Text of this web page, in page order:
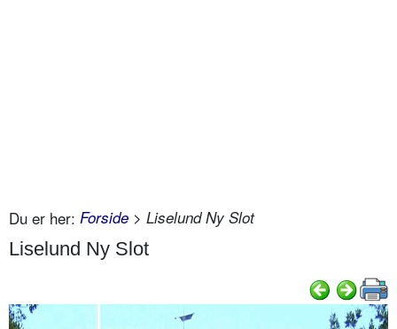
Du er her: Forside > Liselund Ny Slot
Liselund Ny Slot